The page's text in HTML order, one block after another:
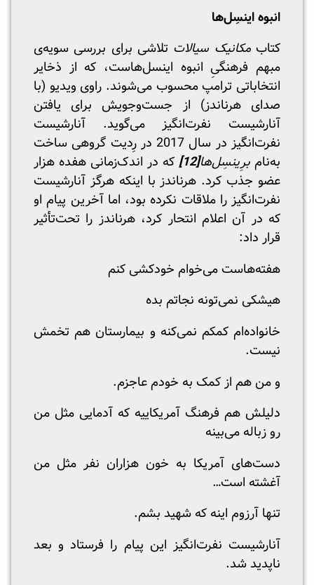
انبوه اینسِل‌ها
کتابمکانیک سیالات تلاشی برای بررسی سویه‌ی
مبهم فرهنگیِ انبوه اینسل‌هاست، که از ذخایر
انتخاباتی ترامپ محسوب می‌شوند. راوی ویدیو (با
صدای هرناندز) از جست‌وجویش برای یافتن
آنارشیست نفرت‌انگیز می‌گوید. آنارشیست
نفرت‌انگیز در سال 2017 در رِدیت گروهی ساخت
به‌نام برِینسِل‌ها[12]
که در اندک‌زمانی هفده هزار
عضو جذب کرد. هرناندز با اینکه هرگز آنارشیست
نفرت‌انگیز را ملاقات نکرده بود، اما آخرین پیام او
که در آن اعلام انتحار کرد، هرناندز را تحت‌تأثیر
قرار داد:
هفته‌هاست می‌خوام خودکشی کنم
هیشکی نمی‌تونه نجاتم بده
خانواده‌ام کمکم نمی‌کنه و بیمارستان هم تخمش
نیست.
و من هم از کمک به خودم عاجزم.
دلیلش هم فرهنگ آمریکاییه که آدمایی مثل من
رو زباله می‌بینه
دست‌های آمریکا به خون هزاران نفر مثل من
آغشته است…
تنها آرزوم اینه که شهید بشم.
آنارشیست نفرت‌انگیز این پیام را فرستاد و بعد
ناپدید شد.